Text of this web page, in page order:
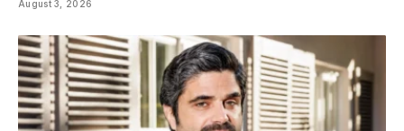
August 3, 2026